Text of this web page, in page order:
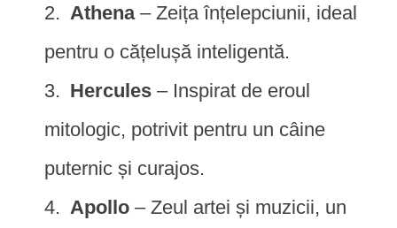
Athena– Zeița înțelepciunii, ideal
pentru o cățelușă inteligentă.
Hercules – Inspirat de eroul
mitologic, potrivit pentru un câine
puternic și curajos.
Apollo – Zeul artei și muzicii, un